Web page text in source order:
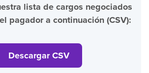
lista de cargos negociados
pagador a continuación (CSV):
Descargar CSV